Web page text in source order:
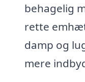
behagelig
rette
damp og
mere